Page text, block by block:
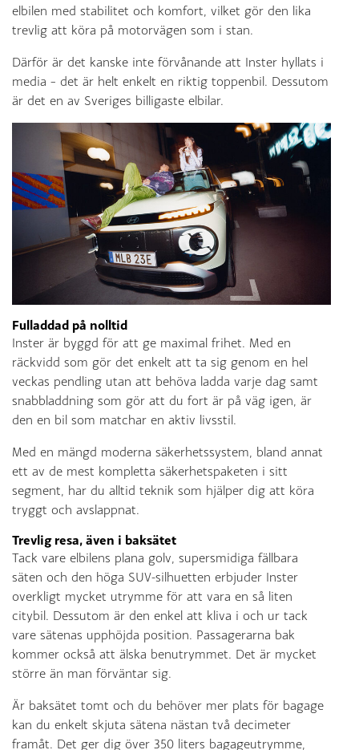
elbilen med stabilitet och komfort, vilket gör den lika
trevlig att köra på motorvägen som i stan.
Därför är det kanske inte förvånande att Inster hyllats i
media – det är helt enkelt en riktig toppenbil. Dessutom
är det en av Sveriges billigaste elbilar.
Fulladdad på nolltid
Inster är byggd för att ge maximal frihet. Med en
räckvidd som gör det enkelt att ta sig genom en hel
veckas pendling utan att behöva ladda varje dag samt
snabbladdning som gör att du fort är på väg igen, är
den en bil som matchar en aktiv livsstil.
Med en mängd moderna säkerhetssystem, bland annat
ett av de mest kompletta säkerhetspaketen i sitt
segment, har du alltid teknik som hjälper dig att köra
tryggt och avslappnat.
Trevlig resa, även i baksätet
Tack vare elbilens plana golv, supersmidiga fällbara
säten och den höga SUV-silhuetten erbjuder Inster
overkligt mycket utrymme för att vara en så liten
citybil. Dessutom är den enkel att kliva i och ur tack
vare sätenas upphöjda position. Passagerarna bak
kommer också att älska benutrymmet. Det är mycket
större än man förväntar sig.
Är baksätet tomt och du behöver mer plats för bagage
kan du enkelt skjuta sätena nästan två decimeter
framåt. Det ger dig över 350 liters bagageutrymme,